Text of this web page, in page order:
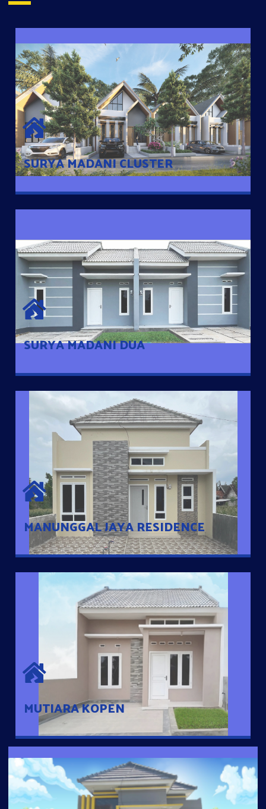
SURYA MADANI CLUSTER
SURYA MADANI CLUSTER
Desain Modern Minimalis dengan Konsep Rumah Pintar
Sehingga Memudahkan Penghuni mengakses rumahnya
dengan Ponsel
SURYA MADANI DUA
SURYA MADANI DUA
Satu-satunya Hunian nyaman dengan harga subsidi hanya 100
jutaan dengan lokasi strategis di Tuban
MANUNGGAL JAYA RESIDENCE
MANUNGGAL JAYA RESIDENCE
Cluster Exclusive dengan one Gate System, terdapat taman
mini dan memiliki jarak 200m dari jalan nasional serta dekat
dengan pusat kota
MUTIARA KOPEN
MUTIARA KOPEN
Hunian nyaman dengan suasana pedesaan. 10 menit dari pusat
kota, 2 menit dari Ring Road